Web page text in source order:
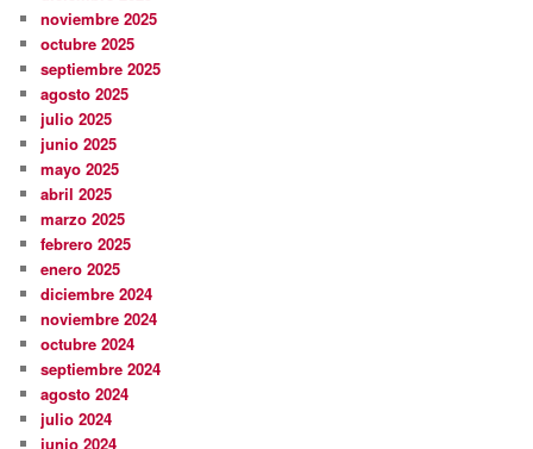
noviembre 2025
octubre 2025
septiembre 2025
agosto 2025
julio 2025
junio 2025
mayo 2025
abril 2025
marzo 2025
febrero 2025
enero 2025
diciembre 2024
noviembre 2024
octubre 2024
septiembre 2024
agosto 2024
julio 2024
junio 2024